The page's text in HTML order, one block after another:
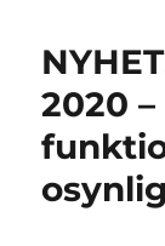
2020